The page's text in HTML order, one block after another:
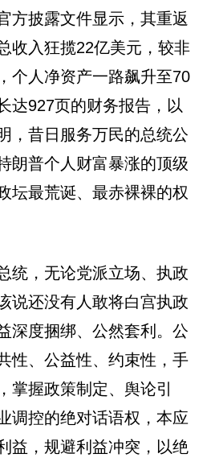
方披露文件显示，其重返
收入狂揽22亿美元，较非
个人净资产一路飙升至70
达927页的财务报告，以
，昔日服务万民的总统公
朗普个人财富暴涨的顶级
坛最荒诞、最赤裸裸的权
统，无论党派立场、执政
说还没有人敢将白宫执政
深度捆绑、公然套利。公
性、公益性、约束性，手
掌握政策制定、舆论引
调控的绝对话语权，本应
益，规避利益冲突，以绝